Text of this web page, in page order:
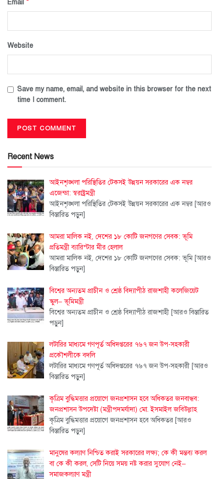
Email *
Website
Save my name, email, and website in this browser for the next
time I comment.
Recent News
আইনশৃঙ্খলা পরিস্থিতির টেকসই উন্নয়ন সরকারের এক নম্বর
এজেন্ডা: স্বরাষ্ট্রমন্ত্রী
আইনশৃঙ্খলা পরিস্থিতির টেকসই উন্নয়ন সরকারের এক নম্বর [আরও
বিস্তারিত পড়ুন]
আমরা মালিক নই, দেশের ১৮ কোটি জনগণের সেবক: ভূমি
প্রতিমন্ত্রী ব্যারিস্টার মীর হেলাল
আমরা মালিক নই, দেশের ১৮ কোটি জনগণের সেবক: ভূমি [আরও
বিস্তারিত পড়ুন]
বিশ্বের অন্যতম প্রাচীন ও শ্রেষ্ঠ বিদ্যাপীঠ রাজশাহী কলেজিয়েট
স্কুল– ভূমিমন্ত্রী
বিশ্বের অন্যতম প্রাচীন ও শ্রেষ্ঠ বিদ্যাপীঠ রাজশাহী [আরও বিস্তারিত
পড়ুন]
লটারির মাধ্যমে গণপূর্ত অধিদপ্তরের ৭৬৭ জন উপ-সহকারী
প্রকৌশলীকে বদলি
লটারির মাধ্যমে গণপূর্ত অধিদপ্তরের ৭৬৭ জন উপ-সহকারী [আরও
বিস্তারিত পড়ুন]
কৃত্রিম বুদ্ধিমত্তার প্রয়োগে জনপ্রশাসন হবে অধিকতর জনবান্ধব:
জনপ্রশাসন উপদেষ্টা (মন্ত্রীপদমর্যাদা) মো. ইসমাইল জবিউল্লাহ
কৃত্রিম বুদ্ধিমত্তার প্রয়োগে জনপ্রশাসন হবে অধিকতর [আরও
বিস্তারিত পড়ুন]
মানুষের কল্যাণ নিশ্চিত করাই সরকারের লক্ষ্য; কে কী মন্তব্য করল
বা কে কী করল, সেটি নিয়ে সময় নষ্ট করার সুযোগ নেই–
সমাজকল্যাণ মন্ত্রী